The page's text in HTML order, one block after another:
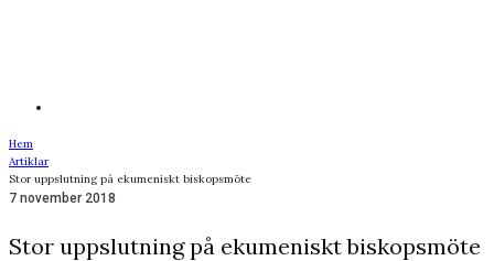
Hem
Artiklar
Stor uppslutning på ekumeniskt biskopsmöte
7 november 2018
Stor uppslutning på ekumeniskt biskopsmöte